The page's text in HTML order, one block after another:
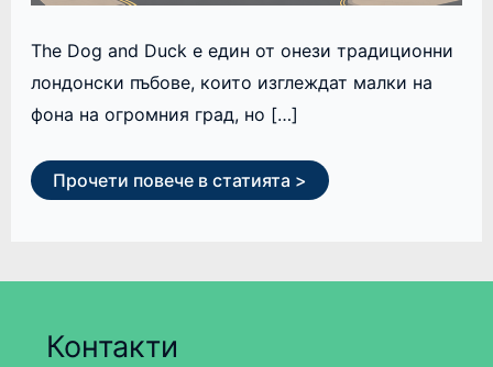
The Dog and Duck е един от онези традиционни
лондонски пъбове, които изглеждат малки на
фона на огромния град, но […]
Прочети повече в статията >
Контакти